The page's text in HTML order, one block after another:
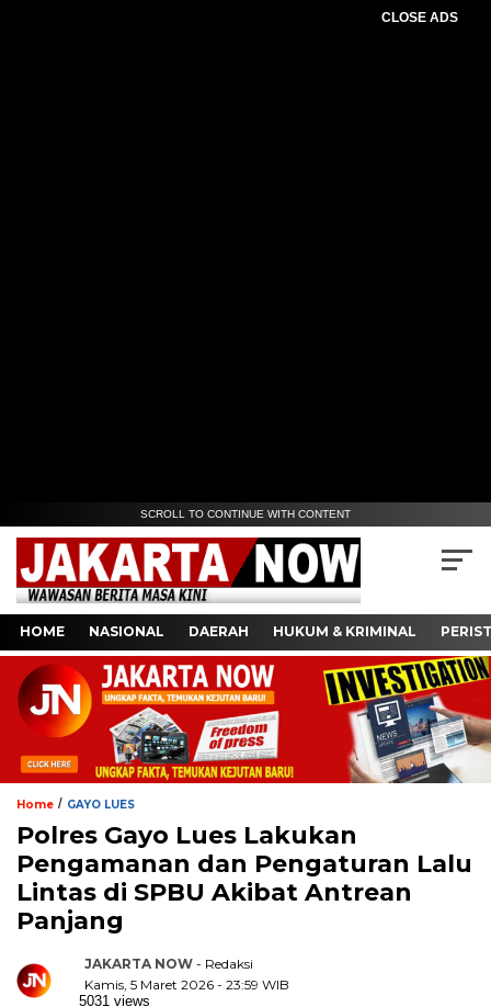
CLOSE ADS
SCROLL TO CONTINUE WITH CONTENT
HOME NASIONAL DAERAH HUKUM & KRIMINAL
Home / GAYO LUES
Polres Gayo Lues Lakukan
Pengamanan dan Pengaturan Lalu
Lintas di SPBU Akibat Antrean
Panjang
JAKARTA NOW - Redaksi
Kamis, 5 Maret 2026 - 23:59 WIB
5031 views